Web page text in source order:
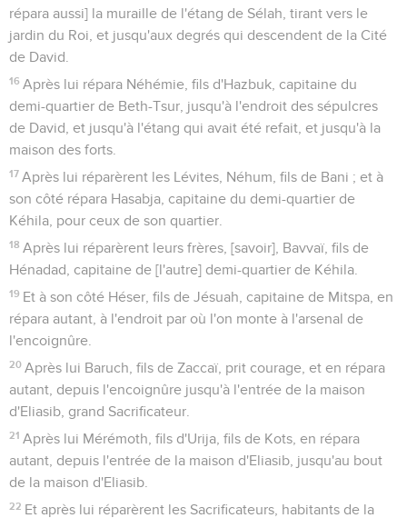
répara aussi] la muraille de l'étang de Sélah, tirant vers le
jardin du Roi, et jusqu'aux degrés qui descendent de la Cité
de David.
16 Après lui répara Néhémie, fils d'Hazbuk, capitaine du
demi-quartier de Beth-Tsur, jusqu'à l'endroit des sépulcres
de David, et jusqu'à l'étang qui avait été refait, et jusqu'à la
maison des forts.
17 Après lui réparèrent les Lévites, Néhum, fils de Bani ; et à
son côté répara Hasabja, capitaine du demi-quartier de
Kéhila, pour ceux de son quartier.
18 Après lui réparèrent leurs frères, [savoir], Bavvaï, fils de
Hénadad, capitaine de [l'autre] demi-quartier de Kéhila.
19 Et à son côté Héser, fils de Jésuah, capitaine de Mitspa, en
répara autant, à l'endroit par où l'on monte à l'arsenal de
l'encoignûre.
20 Après lui Baruch, fils de Zaccaï, prit courage, et en répara
autant, depuis l'encoignûre jusqu'à l'entrée de la maison
d'Eliasib, grand Sacrificateur.
21 Après lui Mérémoth, fils d'Urija, fils de Kots, en répara
autant, depuis l'entrée de la maison d'Eliasib, jusqu'au bout
de la maison d'Eliasib.
22 Et après lui réparèrent les Sacrificateurs, habitants de la